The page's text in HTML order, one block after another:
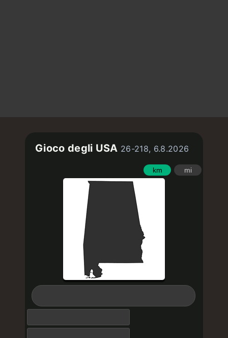
Gioco degli USA 26-218, 6.8.2026
km mi